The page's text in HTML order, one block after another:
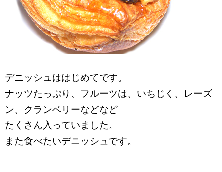
デニッシュははじめてです。
ナッツたっぷり、フルーツは、いちじく、レーズ
ン、クランベリーなどなど
たくさん入っていました。
また食べたいデニッシュです。